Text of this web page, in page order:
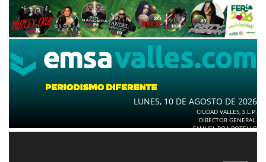
LUNES, 10 DE AGOSTO DE 2026
CIUDAD VALLES, S.L.P.
DIRECTOR GENERAL.
SAMUEL ROA BOTELLO